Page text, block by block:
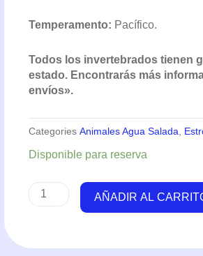
Temperamento: Pacífico.
Todos los invertebrados tienen
estado. Encontrarás más
envíos».
Categories Animales Agua Salada
Disponible para reserva
Fromia
cantidad
AÑADIR AL